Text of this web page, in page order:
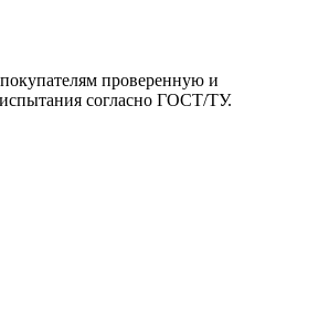
проверенную и
согласно ГОСТ/ТУ.